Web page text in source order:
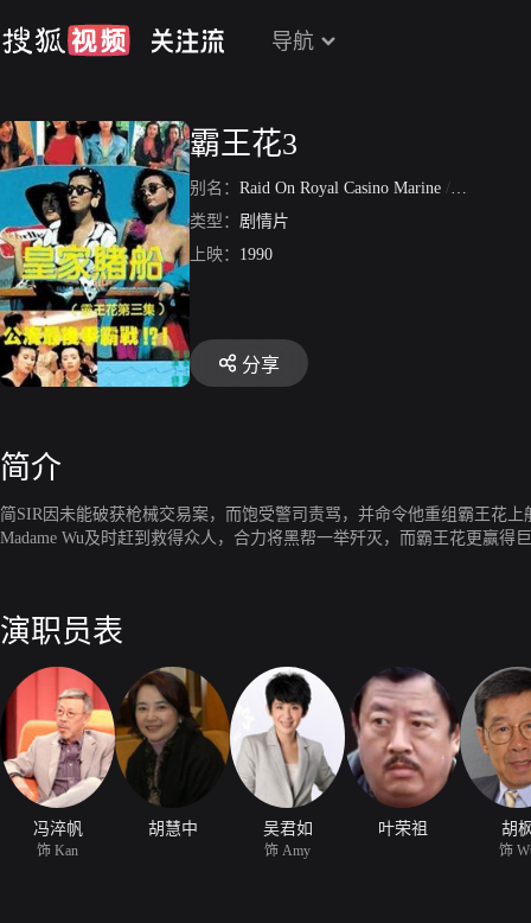
导航
霸王花3
别名： Raid On Royal Casino Marine / 霸王花之
类型： 剧情片
上映： 1990
分享
简介
简SIR因未能破获枪械交易案，而饱受警司责骂，并命令他重组霸王花
Madame Wu及时赶到救得众人，合力将黑帮一举歼灭，而霸王花更赢
演职员表
冯淬帆
饰 Kan
胡慧中 吴君如
饰 Amy
叶荣祖 胡
饰